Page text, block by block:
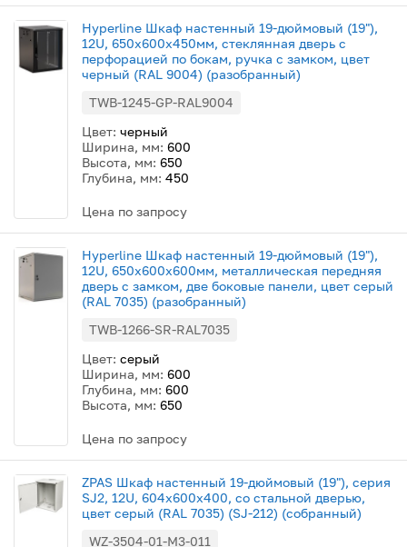
Hyperline Шкаф настенный 19-дюймовый (19"),
12U, 650x600х450мм, стеклянная дверь с
перфорацией по бокам, ручка с замком, цвет
черный (RAL 9004) (разобранный)
TWB-1245-GP-RAL9004
Цвет: черный
Ширина, мм: 600
Высота, мм: 650
Глубина, мм: 450
Цена по запросу
Hyperline Шкаф настенный 19-дюймовый (19"),
12U, 650x600х600мм, металлическая передняя
дверь с замком, две боковые панели, цвет серый
(RAL 7035) (разобранный)
TWB-1266-SR-RAL7035
Цвет: серый
Ширина, мм: 600
Глубина, мм: 600
Высота, мм: 650
Цена по запросу
ZPAS Шкаф настенный 19-дюймовый (19"), серия
SJ2, 12U, 604x600х400, со стальной дверью,
цвет серый (RAL 7035) (SJ-212) (собранный)
WZ-3504-01-M3-011